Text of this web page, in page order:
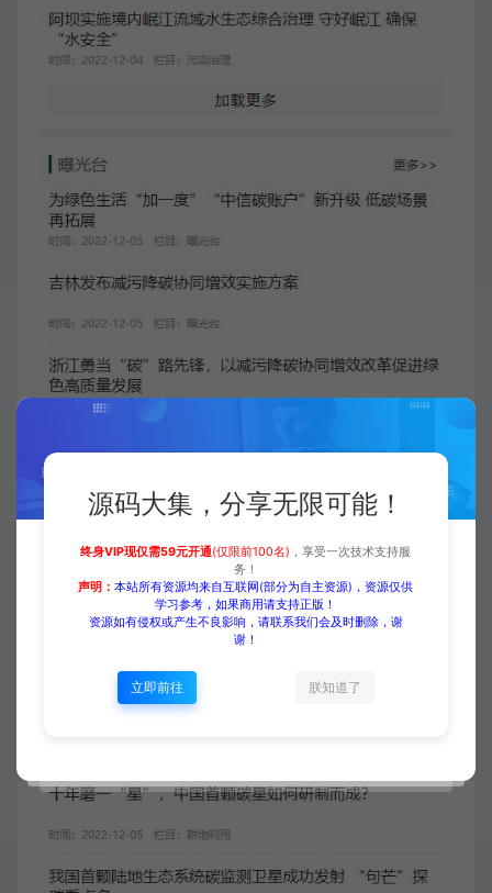
源码大集，分享无限可能！
终身VIP现仅需59元开通(仅限前100名) ，享受一次技术支持服
务！
声明：本站所有资源均来自互联网(部分为自主资源)，资源仅供
学习参考，如果商用请支持正版！
资源如有侵权或产生不良影响，请联系我们会及时删除，谢
谢！
立即前往 朕知道了